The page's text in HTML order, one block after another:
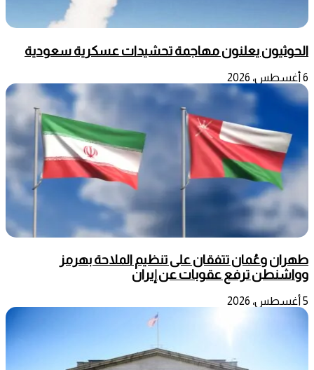
الحوثيون يعلنون مهاجمة تحشيدات عسكرية سعودية
6 أغسطس، 2026
طهران وعُمان تتفقان على تنظيم الملاحة بهرمز
وواشنطن ترفع عقوبات عن إيران
5 أغسطس، 2026